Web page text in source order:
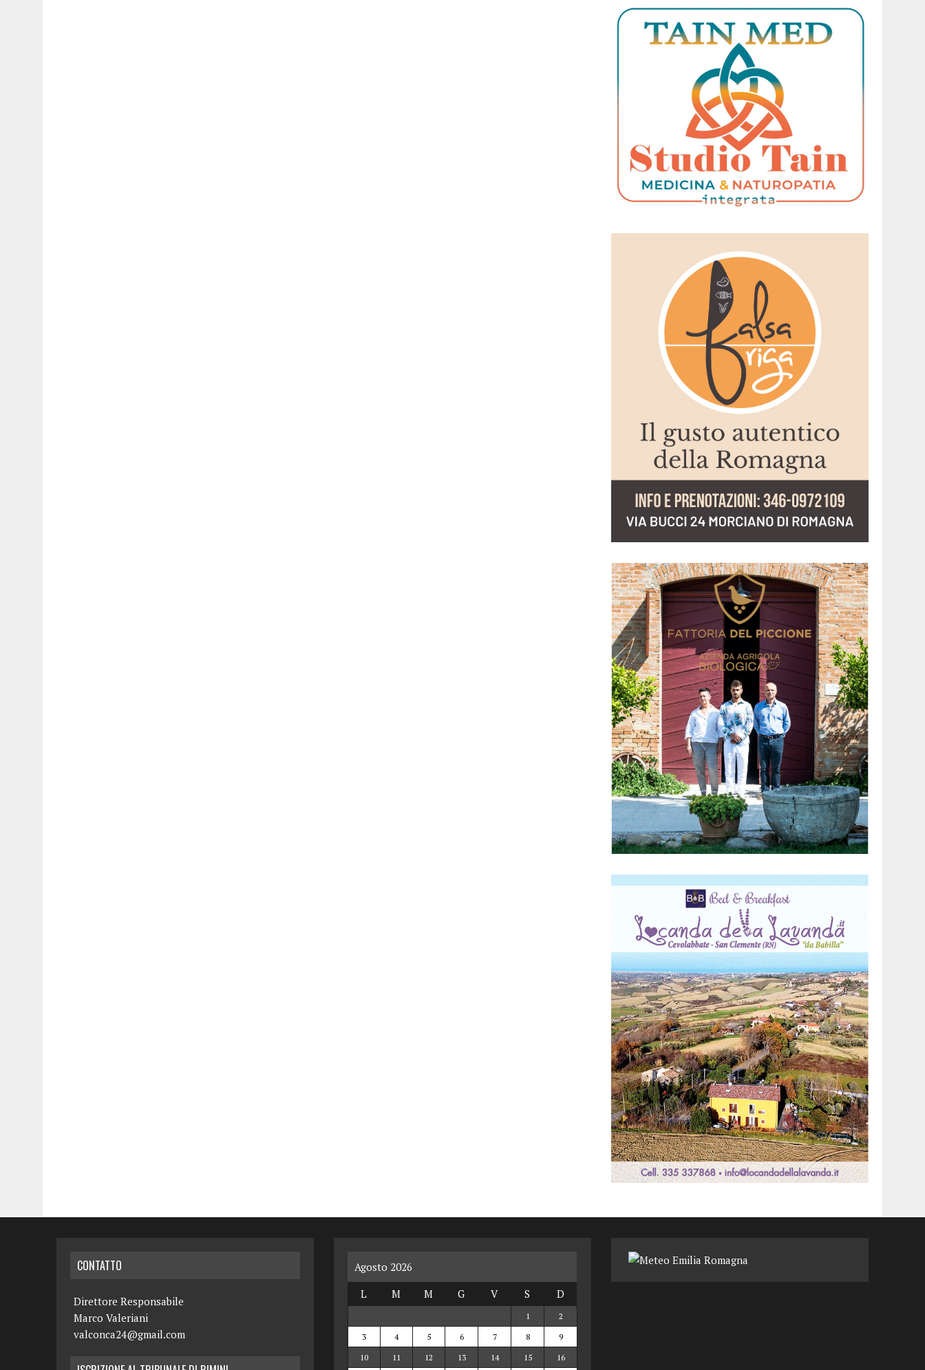
CONTATTO
Direttore Responsabile
Marco Valeriani
valconca24@gmail.com
Agosto 2026
L
M M G V S D
1
2
3
4 5 6 7 8
9
10
11 12 13 14 15 16